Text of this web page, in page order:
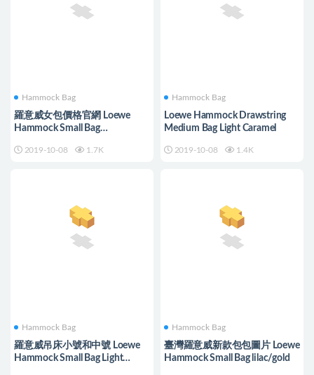
Hammock Bag
羅意威女包價格官網 Loewe
Hammock Small Bag
2019-10-08 1.7K
Hammock Bag
Loewe Hammock Drawstring
Medium Bag Light Caramel
2019-10-08 1.4K
Hammock Bag
羅意威吊床小號和中號 Loewe
Hammock Small Bag Light
Hammock Bag
臺灣羅意威新款包包圖片 Loewe
Hammock Small Bag lilac/gold